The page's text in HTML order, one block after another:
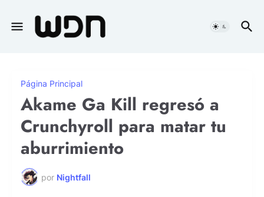
Página Principal
Akame Ga Kill regresó a
Crunchyroll para matar tu
aburrimiento
por Nightfall